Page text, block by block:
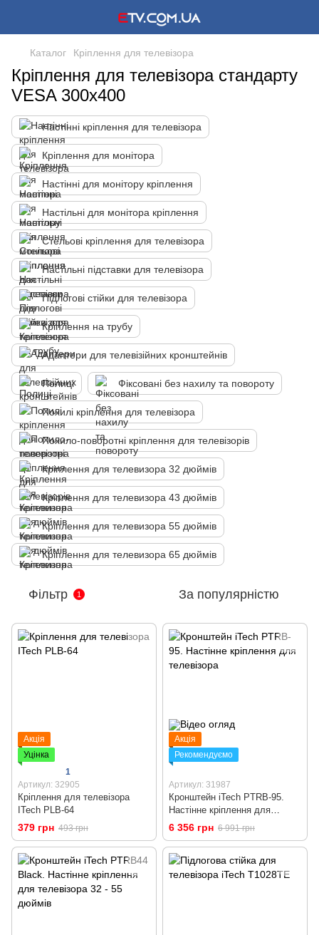
Каталог Кріплення для телевізора
Кріплення для телевізора стандарту
VESA 300x400
Настінні кріплення для телевізора
Кріплення для монітора
Настінні для монітору кріплення
Настільні для монітора кріплення
Стельові кріплення для телевізора
Настільні підставки для телевізора
Підлогові стійки для телевізора
Кріплення на трубу
Адаптери для телевізійних кронштейнів
Полиці Фіксовані без нахилу та повороту
Похилі кріплення для телевізора
Похило-поворотні кріплення для телевізорів
Кріплення для телевизора 32 дюймів
Кріплення для телевизора 43 дюймів
Кріплення для телевизора 55 дюймів
Кріплення для телевизора 65 дюймів
Фільтр 1 За популярністю
Акція
Уцінка
1
Артикул: 32905
Кріплення для телевізора
ITech PLB-64
379 грн 493 грн
Акція
Рекомендуємо
Артикул: 31987
Кронштейн iTech PTRB-95.
Настінне кріплення для
телевізора
6 356 грн 6 991 грн